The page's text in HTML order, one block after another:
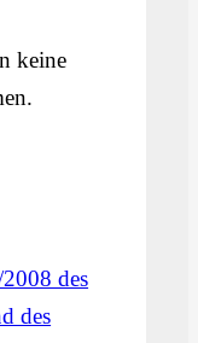
keine
des
des